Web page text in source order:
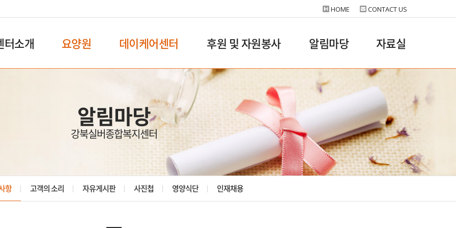
터소개 요양원 데이케어센터 후원 및 자원봉사 알림마당 자료실
HOME CONTACT US
알림마당
강북실버종합복지센터
항 고객의 소리 자유게시판 사진첩 영양식단 인재채용